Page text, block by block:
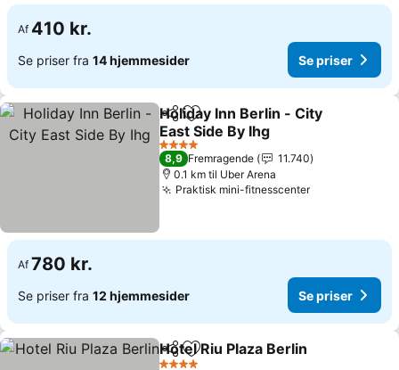
Af 410 kr.
Se priser fra 14 hjemmesider Se priser
Del Føj til favoritter
Holiday Inn Berlin - City
East Side By Ihg
4 Stjerner
8,9 Fremragende
11.740
0.1 km til Uber Arena
Praktisk mini-fitnesscenter
Af 780 kr.
Se priser fra 12 hjemmesider Se priser
Del Føj til favoritter
Hotel Riu Plaza Berlin